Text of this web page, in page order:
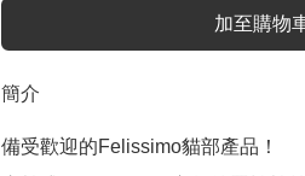
加至購物
簡介
備受歡迎的Felissimo貓部產品！